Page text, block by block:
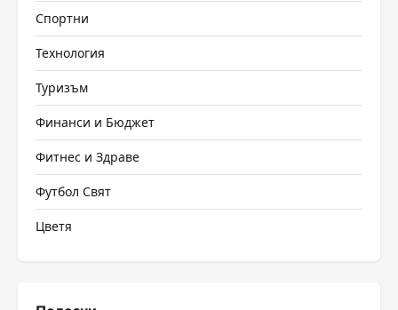
Спортни
Технология
Туризъм
Финанси и Бюджет
Фитнес и Здраве
Футбол Свят
Цветя